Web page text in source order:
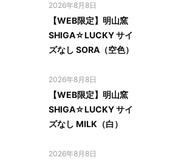
2026年8月8日
【WEB限定】明山窯
SHIGA☆LUCKY サイ
ズなし SORA（空色）
2026年8月8日
【WEB限定】明山窯
SHIGA☆LUCKY サイ
ズなし MILK（白）
2026年8月8日